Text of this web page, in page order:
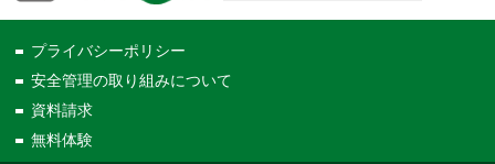
プライバシーポリシー
安全管理の取り組みについて
資料請求
無料体験